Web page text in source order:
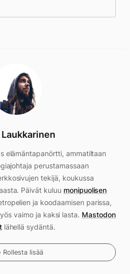
Laukkarinen
elämäntapanörtti, ammatiltaan
perustamassaan
tekijä, koukussa
Päivät kuluu monipuolisen
ja koodaamisen parissa,
vaimo ja kaksi lasta. Mastodon
lähellä sydäntä.
Rollesta lisää